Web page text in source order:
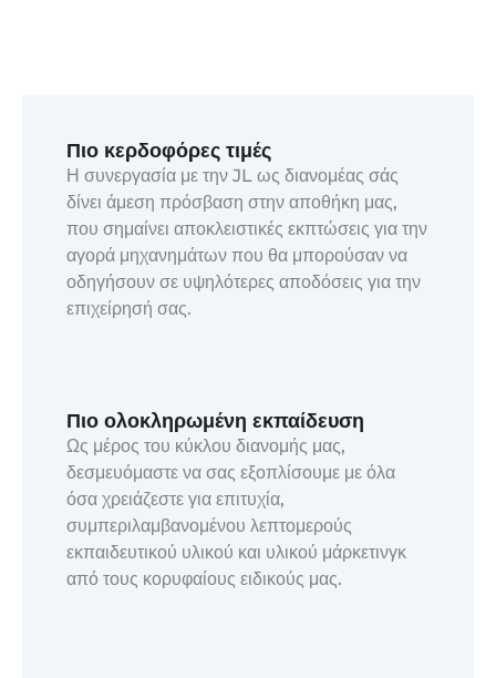
Πιο κερδοφόρες τιμές
Η συνεργασία με την JL ως διανομέας σάς
δίνει άμεση πρόσβαση στην αποθήκη μας,
που σημαίνει αποκλειστικές εκπτώσεις για την
αγορά μηχανημάτων που θα μπορούσαν να
οδηγήσουν σε υψηλότερες αποδόσεις για την
επιχείρησή σας.
Πιο ολοκληρωμένη εκπαίδευση
Ως μέρος του κύκλου διανομής μας,
δεσμευόμαστε να σας εξοπλίσουμε με όλα
όσα χρειάζεστε για επιτυχία,
συμπεριλαμβανομένου λεπτομερούς
εκπαιδευτικού υλικού και υλικού μάρκετινγκ
από τους κορυφαίους ειδικούς μας.